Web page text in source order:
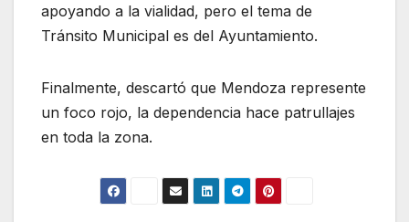
apoyando a la vialidad, pero el tema de
Tránsito Municipal es del Ayuntamiento.
Finalmente, descartó que Mendoza represente
un foco rojo, la dependencia hace patrullajes
en toda la zona.